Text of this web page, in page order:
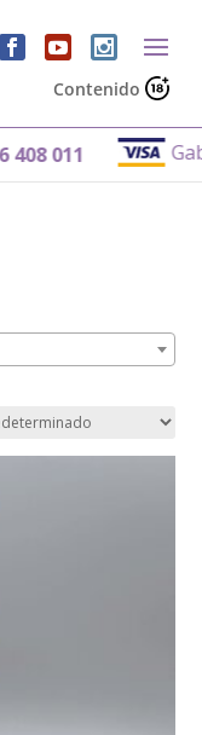
Contenido
Gabinete